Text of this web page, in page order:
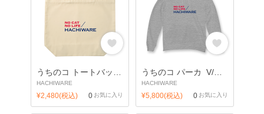
HACHIWARE
¥2,480(税込) 0 お気に入り
うちのコ パーカ_V/猫 ハチワレ
HACHIWARE
¥5,800(税込) 0 お気に入り